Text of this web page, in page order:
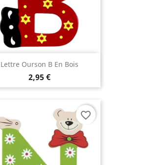
Lettre Ourson B En Bois
2,95 €
favorite_border